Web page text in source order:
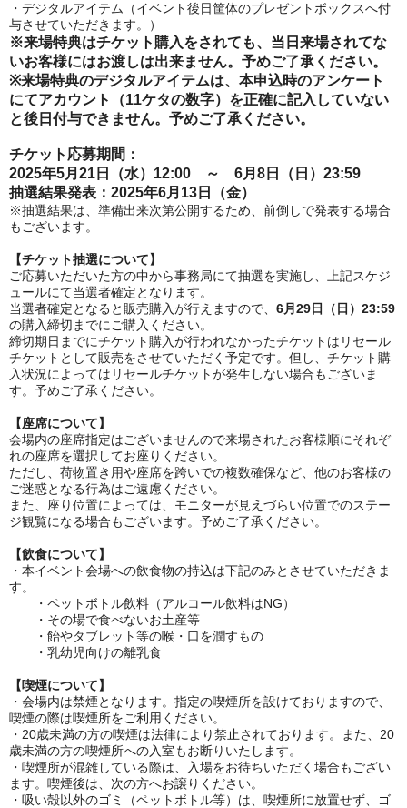
・ デジタルアイテム（イベント後日筐体のプレゼントボックスへ付
与させていただきます。）
※来場特典はチケット購入をされても、当日来場されてな
いお客様にはお渡しは出来ません。 予めご了承ください。
※来場特典のデジタルアイテムは、本申込時のアンケート
にてアカウント（11ケタの数字）を正確に記入していない
と後日付与できません。 予めご了承ください。
チケット 応募期間：
2025年5月21日（水）12:00 ～ 6月8日（日）23:59
抽選結果発表：2025年6月13日（金）
※抽選結果は、準備出来次第公開するため、前倒しで発表する場合
もございます。
【チケット抽選について】
ご応募いただいた方の中から事務局にて抽選を実施し、上記スケジ
ュールにて当選者確定となります。
当選者確定となると販売購入が行えますので、 6月29日（日）23:59
の購入締切までにご購入ください。
締切期日までにチケット購入が行われなかったチケットはリセール
チケットとして販売をさせていただく予定です。但し、チケット購
入状況によってはリセールチケットが発生しない場合もございま
す。予めご了承ください。
【座席について】
会場内の座席指定はございませんので来場されたお客様順にそれぞ
れの座席を選択してお座りください。
ただし、荷物置き用や座席を跨いでの複数確保など、他のお客様の
ご迷惑となる行為はご遠慮ください。
また、座り位置によっては、モニターが見えづらい位置でのステー
ジ観覧になる場合もございます。予めご了承ください。
【飲食について】
・本イベント会場への飲食物の持込は下記のみとさせていただきま
す。
・ペットボトル飲料（アルコール飲料はNG）
・その場で食べないお土産等
・飴やタブレット等の喉・口を潤すもの
・乳幼児向けの離乳食
【喫煙について】
・ 会場内は禁煙となります。指定の喫煙所を設けておりますので、
喫煙の際は喫煙所をご利用ください。
・20歳未満の方の喫煙は法律により禁止されております。また、20
歳未満の方の喫煙所への入室もお断りいたします。
・ 喫煙所が混雑している際は、入場をお待ちいただく場合もござい
ます。 喫煙後は、次の方へお譲りください。
・ 吸い殻以外のゴミ（ペットボトル等）は、喫煙所に放置せず、ゴ